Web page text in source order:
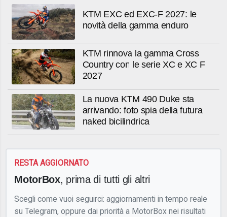
KTM EXC ed EXC-F 2027: le
novità della gamma enduro
KTM rinnova la gamma Cross
Country con le serie XC e XC F
2027
La nuova KTM 490 Duke sta
arrivando: foto spia della futura
naked bicilindrica
RESTA AGGIORNATO
MotorBox, prima di tutti gli altri
Scegli come vuoi seguirci: aggiornamenti in tempo reale
su Telegram, oppure dai priorità a MotorBox nei risultati